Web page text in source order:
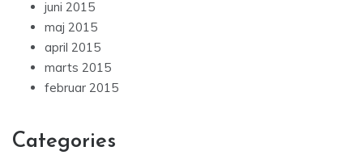
juni 2015
maj 2015
april 2015
marts 2015
februar 2015
Categories